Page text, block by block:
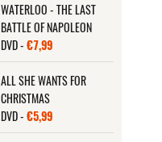
WATERLOO - THE LAST
BATTLE OF NAPOLEON
DVD -€7,99
ALL SHE WANTS FOR
CHRISTMAS
DVD -€5,99